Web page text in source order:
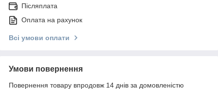
Післяплата
Оплата на рахунок
Всі умови оплати
Умови повернення
Повернення товару впродовж 14 днів за домовленістю